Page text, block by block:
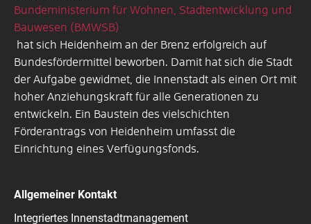
Bundeministerium für Wohnen, Stadtentwicklung und
Bauwesen (BMWSB)
hat sich Heidenheim an der Brenz erfolgreich auf
Bundesfördermittel beworben. Damit hat sich die Stadt
der Aufgabe gewidmet, die Innenstadt als einen Ort mit
hoher Anziehungskraft für alle Generationen zu
entwickeln. Ein Baustein des vielschichten
Förderantrags von Heidenheim umfasst die
Einrichtung eines Verfügungsfonds.
Allgemeiner Kontakt
Integriertes Innenstadtmanagement